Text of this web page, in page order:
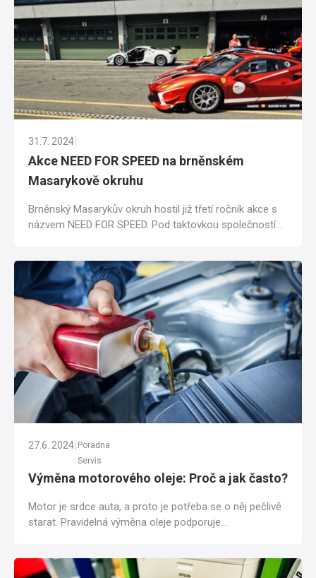
31.7. 2024
Akce NEED FOR SPEED na brněnském
Masarykově okruhu
Brněnský Masarykův okruh hostil již třetí ročník akce s
názvem NEED FOR SPEED. Pod taktovkou společností
27.6. 2024 Poradna
Servis
Výměna motorového oleje: Proč a jak často?
Motor je srdce auta, a proto je potřeba se o něj pečlivě
starat. Pravidelná výměna oleje podporuje